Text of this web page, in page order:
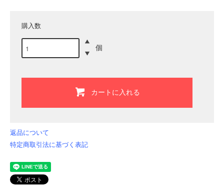
購入数
個
カートに入れる
返品について
特定商取引法に基づく表記